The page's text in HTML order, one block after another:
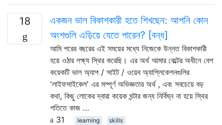
18
একজন ভাল বিকাশকারী হতে শিখছেন: আপনি কোন
অংশগুলি এড়িয়ে যেতে পারেন? [বন্ধ]
আমি পরের বছরের এই সময়ের মধ্যে নিজেকে উন্নত বিকাশকারী
হয়ে ওঠার লক্ষ্য স্থির করেছি। এর অর্থ আমার বেল্টের অধীনে বেশ
কয়েকটি ভাল অ্যাপ / সাইট / ওয়েব অ্যাপ্লিকেশনগুলির
'লাইফসাইকেল' এর সম্পূর্ণ অভিজ্ঞতার অর্থ , এবং সবচেয়ে বড়
কথা, কিছু লোকের দ্বারা কয়েক ঘন্টার জন্য নির্বিঘ্ন না হয়ে স্থির
গতিতে কাজ …
31
learning skills